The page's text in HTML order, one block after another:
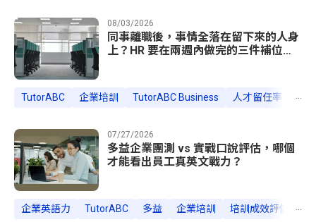
08/03/2026
同事離職後，事情全落在留下來的人身
上？HR 要在兩週內做完的三件補位動
TutorABC 企業培訓 TutorABC Business 人才留任率 HR
...
07/27/2026
多益企業團測 vs 實戰口說評估，哪個
才能看出員工真英文戰力？
企業英語力 TutorABC 多益 企業培訓 培訓成效評估 ...